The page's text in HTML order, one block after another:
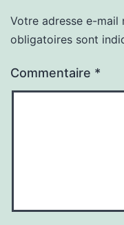
Votre adresse e-mail
obligatoires sont
Commentaire *